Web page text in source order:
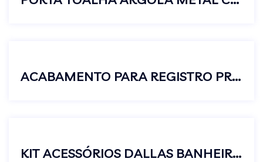
ACABAMENTO PARA REGISTRO PRESSÃO GAVETA PADRÃO DECA C50 3/4
KIT ACESSÓRIOS DALLAS BANHEIRO 5 PEÇAS